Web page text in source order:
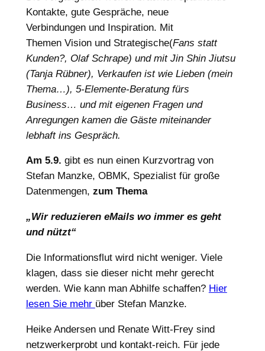
Kontakte, gute Gespräche, neue
Verbindungen und Inspiration. Mit
Themen Vision und Strategische(Fans statt
Kunden?, Olaf Schrape) und mit Jin Shin Jiutsu
(Tanja Rübner), Verkaufen ist wie Lieben (mein
Thema…), 5-Elemente-Beratung fürs
Business… und mit eigenen Fragen und
Anregungen kamen die Gäste miteinander
lebhaft ins Gespräch.
Am 5.9. gibt es nun einen Kurzvortrag von
Stefan Manzke, OBMK, Spezialist für große
Datenmengen, zum Thema
„Wir reduzieren eMails wo immer es geht
und nützt“
Die Informationsflut wird nicht weniger. Viele
klagen, dass sie dieser nicht mehr gerecht
werden. Wie kann man Abhilfe schaffen? Hier
lesen Sie mehr über Stefan Manzke.
Heike Andersen und Renate Witt-Frey sind
netzwerkerprobt und kontakt-reich. Für jede